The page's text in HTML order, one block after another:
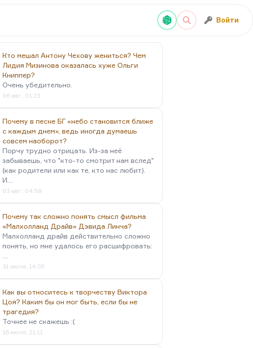
Войти
Кто мешал Антону Чехову жениться? Чем
Лидия Мизинова оказалась хуже Ольги
Книппер?
Очень убедительно.
06 авг., 01:23
Почему в песне БГ «небо становится ближе
с каждым днем», ведь иногда думаешь
совсем наоборот?
Порчу трудно отрицать. Из-за неё
забываешь, что "кто-то смотрит нам вслед"
(как родители или как те, кто нас любит).
И…
03 авг., 04:58
Почему так сложно понять смысл фильма
«Малхолланд Драйв» Дэвида Линча?
Малхолланд драйв действительно сложно
понять, но мне удалось его расшифровать:
31 июля, 14:05
Как вы относитесь к творчеству Виктора
Цоя? Каким бы он мог быть, если бы не
трагедия?
Точнее не скажешь :(
16 июля, 21:11